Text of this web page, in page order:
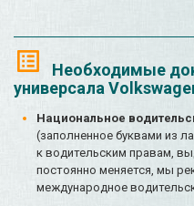
Необходимые
универсала
Национальное
(заполненное буквами из
к водительским правам,
постоянно меняется, мы
международное